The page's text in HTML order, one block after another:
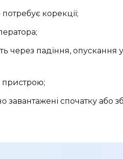
корекції;
через падіння, опускання
пристрою;
спочатку або